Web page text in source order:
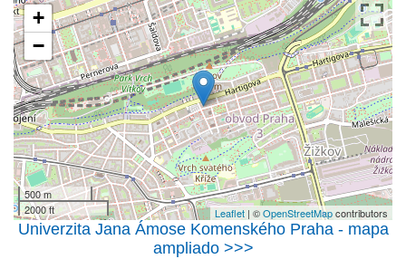
+
−
500 m
2000 ft
Leaflet | ©OpenStreetMapcontributors
Univerzita Jana Ámose Komenského Praha - mapa
ampliado >>>